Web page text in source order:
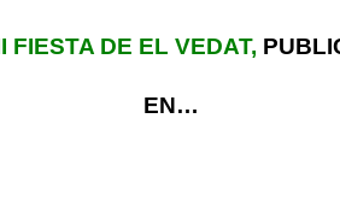
FIESTA DE EL VEDAT,
EN…